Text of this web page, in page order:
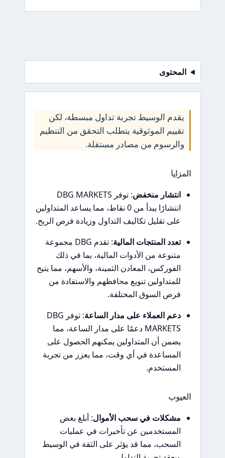
المحتوى
يقدم الوسيط تجربة تداول مبسطة، لكن
تقييم الموثوقية يتطلب التحقق من التنظيم
والرسوم من مصادر مستقلة.
المزايا
انتشار منخفض
: توفر DBG MARKETS
انتشارًا يبدأ من 0 نقاط، مما يساعد المتداولين
على تقليل تكاليف التداول وزيادة فرص الربح.
تعدد المنتجات المالية
: تقدم DBG مجموعة
متنوعة من الأدوات المالية، بما في ذلك
الفوركس، المعادن الثمينة، والأسهم، مما يتيح
للمتداولين تنويع محافظهم والاستفادة من
فرص السوق المختلفة.
دعم العملاء على مدار الساعة
: توفر DBG
MARKETS دعمًا على مدار الساعة، مما
يضمن أن المتداولين يمكنهم الحصول على
المساعدة في أي وقت، مما يعزز من تجربة
المستخدم.
العيوب
مشكلات في سحب الأموال: أبلغ بعض
المستخدمين عن تأخيرات في عمليات
السحب، مما قد يؤثر على الثقة في الوسيط